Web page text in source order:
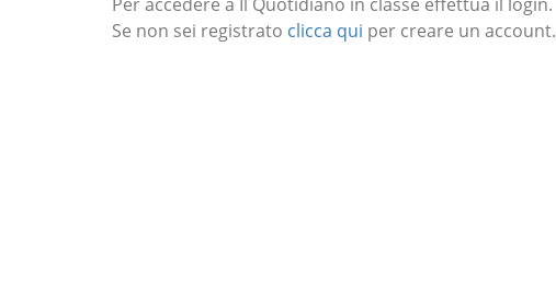
Se non sei registrato clicca qui per creare un account.